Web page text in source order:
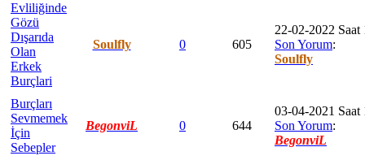
Evliliğinde
Gözü
Dışarıda
Olan
Erkek
Burçlari
Soulfly 0 605
22-02-2022 Saat
Son Yorum:
Soulfly
Burçları
Sevmemek
İçin
Sebepler
BegonviL 0 644
03-04-2021 Saat
Son Yorum:
BegonviL